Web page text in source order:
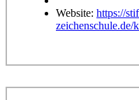
Website: https://
zeichenschule.de/